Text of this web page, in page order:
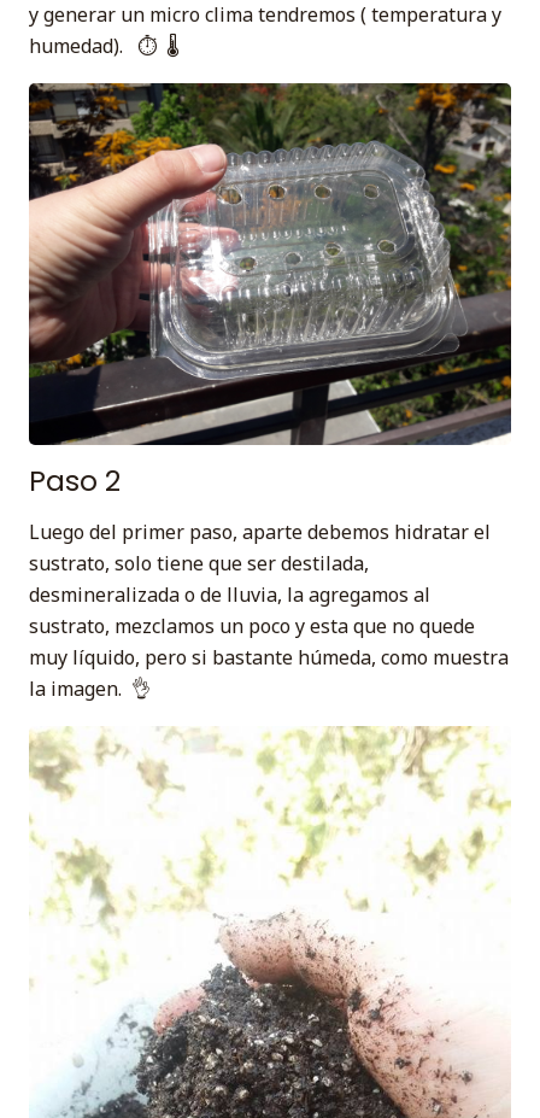
y generar un micro clima tendremos ( temperatura y
humedad). ⏱ 🌡
Paso 2
Luego del primer paso, aparte debemos hidratar el
sustrato, solo tiene que ser destilada,
desmineralizada o de lluvia, la agregamos al
sustrato, mezclamos un poco y esta que no quede
muy líquido, pero si bastante húmeda, como muestra
la imagen. 👌